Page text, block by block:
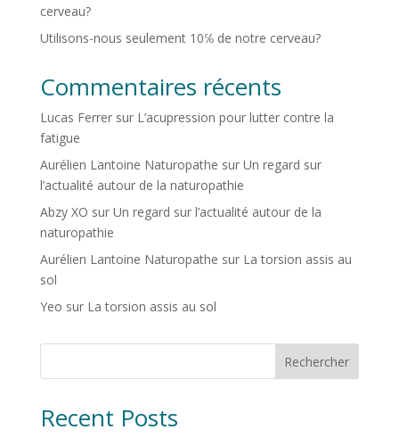
cerveau?
Utilisons-nous seulement 10℅ de notre cerveau?
Commentaires récents
Lucas Ferrersur L’acupression pour lutter contre la
fatigue
Aurélien Lantoine Naturopathe sur Un regard sur
l’actualité autour de la naturopathie
Abzy XO sur Un regard sur l’actualité autour de la
naturopathie
Aurélien Lantoine Naturopathe sur La torsion assis au
sol
Yeo sur La torsion assis au sol
Rechercher
Recent Posts